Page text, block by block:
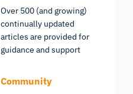
Over 500 (and growing)
continually updated
articles are provided for
guidance and support
Community